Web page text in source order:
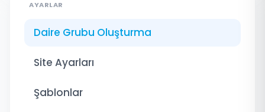
AYARLAR
Daire Grubu Oluşturma
Site Ayarları
Şablonlar